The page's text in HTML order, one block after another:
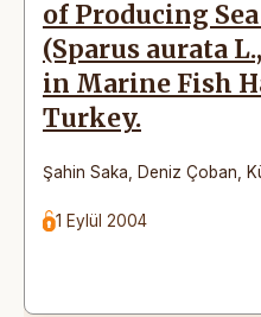
of Producing
(Sparus aurata
in Marine Fish
Turkey.
Şahin Saka Deniz Çoban
1 Eylül 2004